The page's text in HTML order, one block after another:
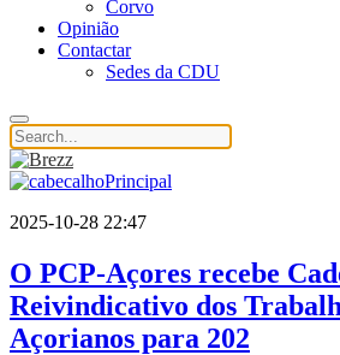
Corvo
Opinião
Contactar
Sedes da CDU
2025-10-28 22:47
O PCP-Açores recebe
Reivindicativo dos
Açorianos para 202